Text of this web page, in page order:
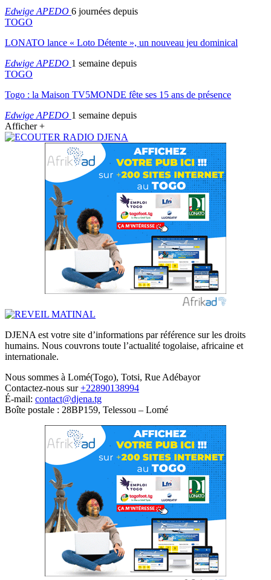
Edwige APEDO 6 journées depuis
TOGO
LONATO lance « Loto Détente », un nouveau jeu dominical
Edwige APEDO 1 semaine depuis
TOGO
Togo : la Maison TV5MONDE fête ses 15 ans de présence
Edwige APEDO 1 semaine depuis
Afficher +
DJENA est votre site d’informations par référence sur les droits
humains. Nous couvrons toute l’actualité togolaise, africaine et
internationale.
Nous sommes à Lomé(Togo), Totsi, Rue Adébayor
Contactez-nous sur+22890138994
É-mail: contact@djena.tg
Boîte postale : 28BP159, Telessou – Lomé